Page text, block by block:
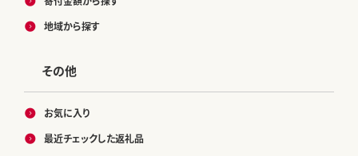
地域から探す
その他
お気に入り
最近チェックした返礼品